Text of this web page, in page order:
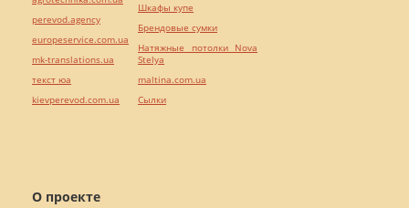
О проекте
perevod.agency
europeservice.com.ua
mk-translations.ua
текст юа
kievperevod.com.ua
Шкафы купе
Брендовые сумки
Натяжные потолки Nova
Stelya
maltina.com.ua
Cылки